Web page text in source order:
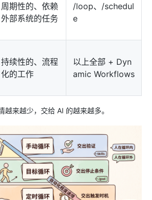
周期性的、依赖
外部系统的任务
/loop、/schedul
e
持续性的、流程
化的工作
以上全部 + Dyn
amic Workflows
越来越少，交给 AI 的越来越多。